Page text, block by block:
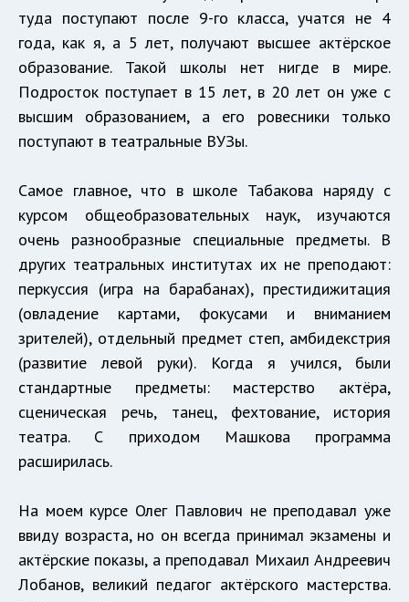
туда поступают после 9-го класса, учатся не 4
года, как я, а 5 лет, получают высшее актёрское
образование. Такой школы нет нигде в мире.
Подросток поступает в 15 лет, в 20 лет он уже с
высшим образованием, а его ровесники только
поступают в театральные ВУЗы.
Самое главное, что в школе Табакова наряду с
курсом общеобразовательных наук, изучаются
очень разнообразные специальные предметы. В
других театральных институтах их не преподают:
перкуссия (игра на барабанах), престидижитация
(овладение картами, фокусами и вниманием
зрителей), отдельный предмет степ, амбидекстрия
(развитие левой руки). Когда я учился, были
стандартные предметы: мастерство актёра,
сценическая речь, танец, фехтование, история
театра. С приходом Машкова программа
расширилась.
На моем курсе Олег Павлович не преподавал уже
ввиду возраста, но он всегда принимал экзамены и
актёрские показы, а преподавал Михаил Андреевич
Лобанов, великий педагог актёрского мастерства.